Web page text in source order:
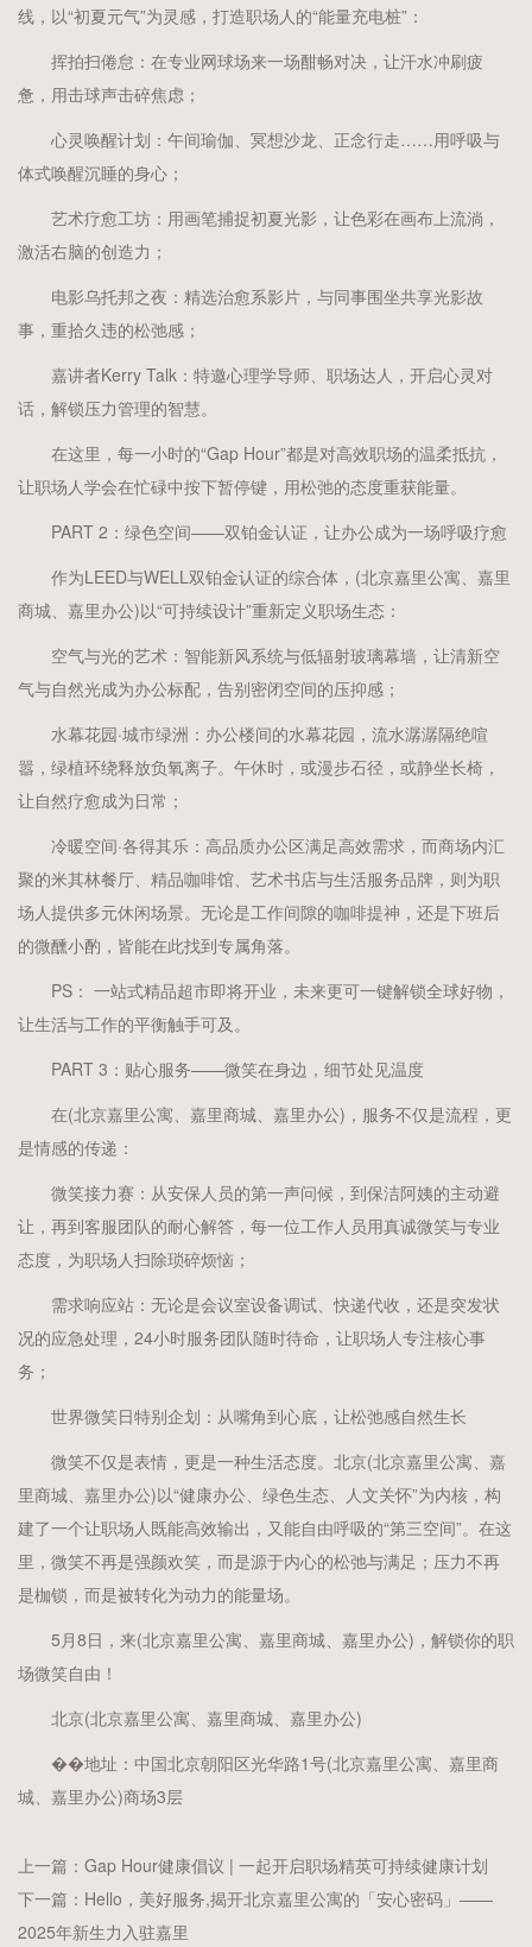
线，以“初夏元气”为灵感，打造职场人的“能量充电桩”：
挥拍扫倦怠：在专业网球场来一场酣畅对决，让汗水冲刷疲
惫，用击球声击碎焦虑；
心灵唤醒计划：午间瑜伽、冥想沙龙、正念行走……用呼吸与
体式唤醒沉睡的身心；
艺术疗愈工坊：用画笔捕捉初夏光影，让色彩在画布上流淌，
激活右脑的创造力；
电影乌托邦之夜：精选治愈系影片，与同事围坐共享光影故
事，重拾久违的松弛感；
嘉讲者Kerry Talk：特邀心理学导师、职场达人，开启心灵对
话，解锁压力管理的智慧。
在这里，每一小时的“Gap Hour”都是对高效职场的温柔抵抗，
让职场人学会在忙碌中按下暂停键，用松弛的态度重获能量。
PART 2：绿色空间——双铂金认证，让办公成为一场呼吸疗愈
作为LEED与WELL双铂金认证的综合体，(北京嘉里公寓、嘉里
商城、嘉里办公)以“可持续设计”重新定义职场生态：
空气与光的艺术：智能新风系统与低辐射玻璃幕墙，让清新空
气与自然光成为办公标配，告别密闭空间的压抑感；
水幕花园·城市绿洲：办公楼间的水幕花园，流水潺潺隔绝喧
嚣，绿植环绕释放负氧离子。午休时，或漫步石径，或静坐长椅，
让自然疗愈成为日常；
冷暖空间·各得其乐：高品质办公区满足高效需求，而商场内汇
聚的米其林餐厅、精品咖啡馆、艺术书店与生活服务品牌，则为职
场人提供多元休闲场景。无论是工作间隙的咖啡提神，还是下班后
的微醺小酌，皆能在此找到专属角落。
PS： 一站式精品超市即将开业，未来更可一键解锁全球好物，
让生活与工作的平衡触手可及。
PART 3：贴心服务——微笑在身边，细节处见温度
在(北京嘉里公寓、嘉里商城、嘉里办公)，服务不仅是流程，更
是情感的传递：
微笑接力赛：从安保人员的第一声问候，到保洁阿姨的主动避
让，再到客服团队的耐心解答，每一位工作人员用真诚微笑与专业
态度，为职场人扫除琐碎烦恼；
需求响应站：无论是会议室设备调试、快递代收，还是突发状
况的应急处理，24小时服务团队随时待命，让职场人专注核心事
务；
世界微笑日特别企划：从嘴角到心底，让松弛感自然生长
微笑不仅是表情，更是一种生活态度。北京(北京嘉里公寓、嘉
里商城、嘉里办公)以“健康办公、绿色生态、人文关怀”为内核，构
建了一个让职场人既能高效输出，又能自由呼吸的“第三空间”。在这
里，微笑不再是强颜欢笑，而是源于内心的松弛与满足；压力不再
是枷锁，而是被转化为动力的能量场。
5月8日，来(北京嘉里公寓、嘉里商城、嘉里办公)，解锁你的职
场微笑自由！
北京(北京嘉里公寓、嘉里商城、嘉里办公)
��地址：中国北京朝阳区光华路1号(北京嘉里公寓、嘉里商
城、嘉里办公)商场3层
上一篇： Gap Hour健康倡议 | 一起开启职场精英可持续健康计划
下一篇： Hello，美好服务,揭开北京嘉里公寓的「安心密码」——
2025年新生力入驻嘉里